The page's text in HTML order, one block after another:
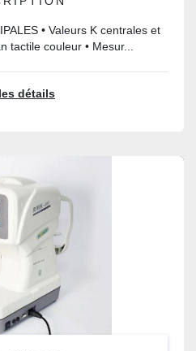
• Valeurs K centrales et
tactile couleur • Mesur...
détails